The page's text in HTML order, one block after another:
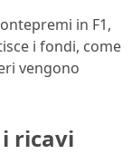
in F1,
i fondi, come
vengono
ricavi